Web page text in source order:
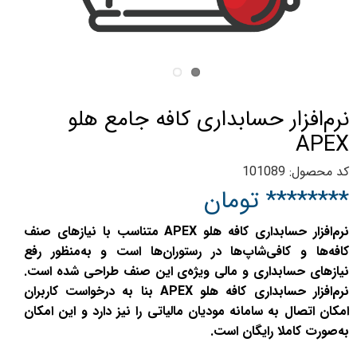
نرم‌افزار حسابداری کافه جامع هلو
APEX
کد محصول: 101089
******** تومان
نرم‌افزار حسابداری کافه هلو APEX متناسب با نیازهای صنف
کافه‌ها و کافی‌شاپ‌ها در رستوران‌ها است و به‌منظور رفع
نیازهای حسابداری و مالی ویژه‌ی این صنف طراحی شده است.
نرم‌افزار حسابداری کافه هلو APEX بنا به درخواست کاربران
امکان اتصال به سامانه مودیان مالیاتی را نیز دارد و این امکان
به‌صورت کاملا رایگان است.